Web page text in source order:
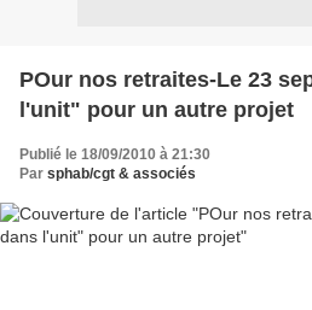
POur nos retraites-Le 23
l'unit" pour un autre projet
Publié le 18/09/2010 à 21:30
Par sphab/cgt & associés